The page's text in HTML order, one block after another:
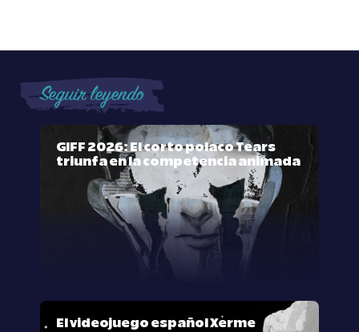
Seguir leyendo
GIFF 2026: El corto polaco Tears
triunfa en la competencia animada
El videojuego español Xerme